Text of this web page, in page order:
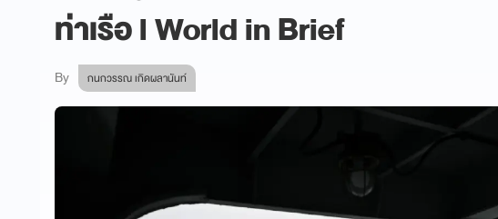
ท่าเรือ l World in Brief
By กนกวรรณ เกิดผลานันท์